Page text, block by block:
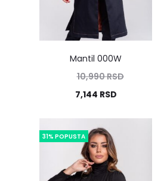
Mantil 000W
10,990RSD
7,144 RSD
31% POPUSTA